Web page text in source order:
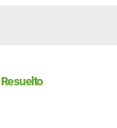
Resuelto